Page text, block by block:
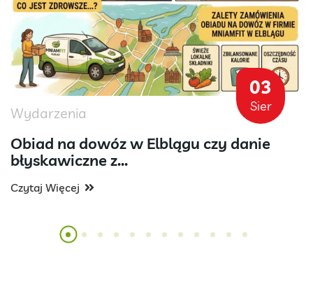
03
Sier
Wydarzenia
Obiad na dowóz w Elblągu czy danie
błyskawiczne z...
Czytaj Więcej